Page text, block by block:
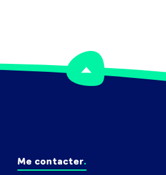
Me contacter